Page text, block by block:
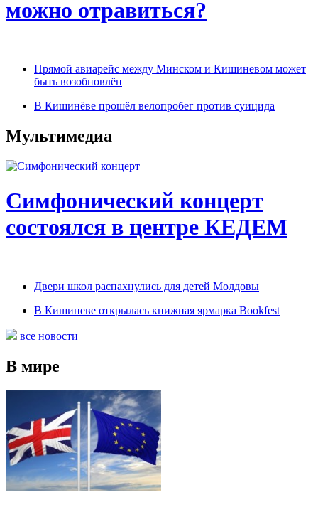
можно отравиться?
Прямой авиарейс между Минском и Кишиневом может
быть возобновлён
В Кишинёве прошёл велопробег против суицида
Мультимедиа
Симфонический концерт
состоялся в центре КЕДЕМ
Двери школ распахнулись для детей Молдовы
В Кишиневе открылась книжная ярмарка Bookfest
все новости
В мире